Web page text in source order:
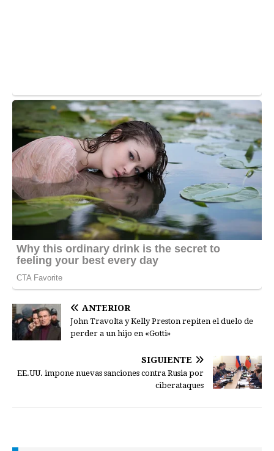
ANTERIOR
John Travolta y Kelly Preston repiten el duelo de
perder a un hijo en «Gotti»
SIGUIENTE
EE.UU. impone nuevas sanciones contra Rusia por
ciberataques